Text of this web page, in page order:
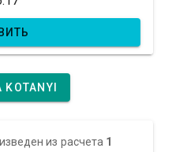
из расчета 1